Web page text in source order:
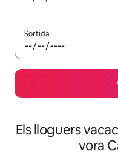
Sortida
Els lloguers
vora